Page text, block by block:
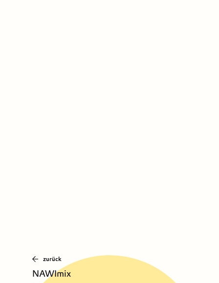
zurück
NAWImix